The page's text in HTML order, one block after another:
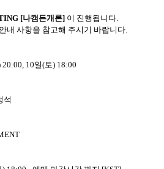
[나캠든개론] 이 진행됩니다
내 사항을 참고해 주시기 바랍니다
20:00, 10일(토) 18:00
석